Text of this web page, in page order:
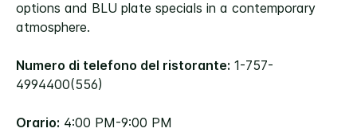
options and BLU plate specials in a contemporary
atmosphere.
Numero di telefono del ristorante: 1-757-
4994400(556)
Orario: 4:00 PM-9:00 PM